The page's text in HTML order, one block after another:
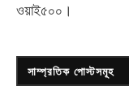
ওয়াই৫০০ ।
সাম্প্রতিক পোস্টসমূহ